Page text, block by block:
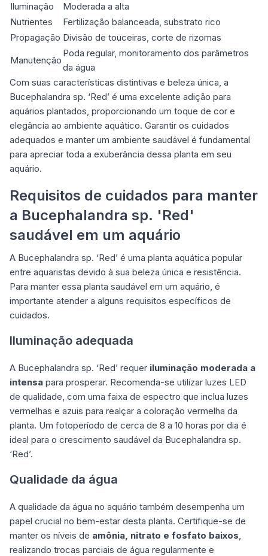
Iluminação
Moderada a alta
Nutrientes
Fertilização balanceada, substrato rico
Propagação Divisão de touceiras, corte de rizomas
Manutenção
Poda regular, monitoramento dos parâmetros
da água
Com suas características distintivas e beleza única, a
Bucephalandra sp. ‘Red’ é uma excelente adição para
aquários plantados, proporcionando um toque de cor e
elegância ao ambiente aquático. Garantir os cuidados
adequados e manter um ambiente saudável é fundamental
para apreciar toda a exuberância dessa planta em seu
aquário.
Requisitos de cuidados para manter
a Bucephalandra sp. 'Red'
saudável em um aquário
A Bucephalandra sp. ‘Red’ é uma planta aquática popular
entre aquaristas devido à sua beleza única e resistência.
Para manter essa planta saudável em um aquário, é
importante atender a alguns requisitos específicos de
cuidados.
Iluminação adequada
A Bucephalandra sp. ‘Red’ requer iluminação moderada a
intensa para prosperar. Recomenda-se utilizar luzes LED
de qualidade, com uma faixa de espectro que inclua luzes
vermelhas e azuis para realçar a coloração vermelha da
planta. Um fotoperíodo de cerca de 8 a 10 horas por dia é
ideal para o crescimento saudável da Bucephalandra sp.
‘Red’.
Qualidade da água
A qualidade da água no aquário também desempenha um
papel crucial no bem-estar desta planta. Certifique-se de
manter os níveis de amônia, nitrato e fosfato baixos,
realizando trocas parciais de água regularmente e